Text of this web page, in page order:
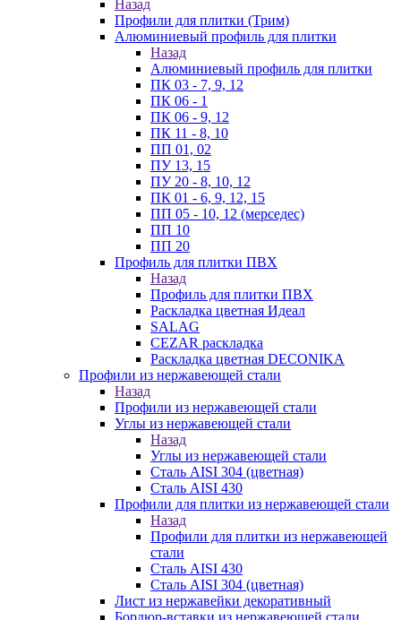
Назад
Профили для плитки (Трим)
Алюминиевый профиль для плитки
Назад
Алюминиевый профиль для плитки
ПК 03 - 7, 9, 12
ПК 06 - 1
ПК 06 - 9, 12
ПК 11 - 8, 10
ПП 01, 02
ПУ 13, 15
ПУ 20 - 8, 10, 12
ПК 01 - 6, 9, 12, 15
ПП 05 - 10, 12 (мерседес)
ПП 10
ПП 20
Профиль для плитки ПВХ
Назад
Профиль для плитки ПВХ
Раскладка цветная Идеал
SALAG
CEZAR раскладка
Раскладка цветная DECONIKA
Профили из нержавеющей стали
Назад
Профили из нержавеющей стали
Углы из нержавеющей стали
Назад
Углы из нержавеющей стали
Сталь AISI 304 (цветная)
Сталь AISI 430
Профили для плитки из нержавеющей стали
Назад
Профили для плитки из нержавеющей
стали
Сталь AISI 430
Сталь AISI 304 (цветная)
Лист из нержавейки декоративный
Бордюр-вставки из нержавеющей стали